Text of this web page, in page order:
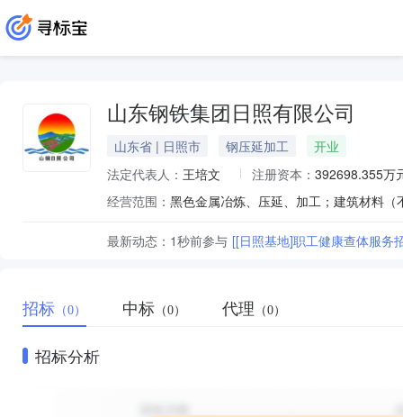
山东钢铁集团日照有限公司
山东省 | 日照市 钢压延加工
开业
法定代表人： 王培文 注册资本： 392698.355万
经营范围：
最新动态： 1秒前参与 [[日照基地]职工健康查体服务
招标 （0） 中标 （0） 代理 （0）
招标分析